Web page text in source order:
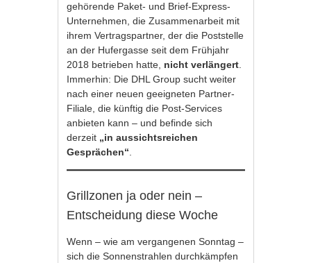
gehörende Paket- und Brief-Express-
Unternehmen, die Zusammenarbeit mit
ihrem Vertragspartner, der die Poststelle
an der Hufergasse seit dem Frühjahr
2018 betrieben hatte, nicht verlängert.
Immerhin: Die DHL Group sucht weiter
nach einer neuen geeigneten Partner-
Filiale, die künftig die Post-Services
anbieten kann – und befinde sich
derzeit „in aussichtsreichen
Gesprächen“.
Grillzonen ja oder nein –
Entscheidung diese Woche
Wenn – wie am vergangenen Sonntag –
sich die Sonnenstrahlen durchkämpfen